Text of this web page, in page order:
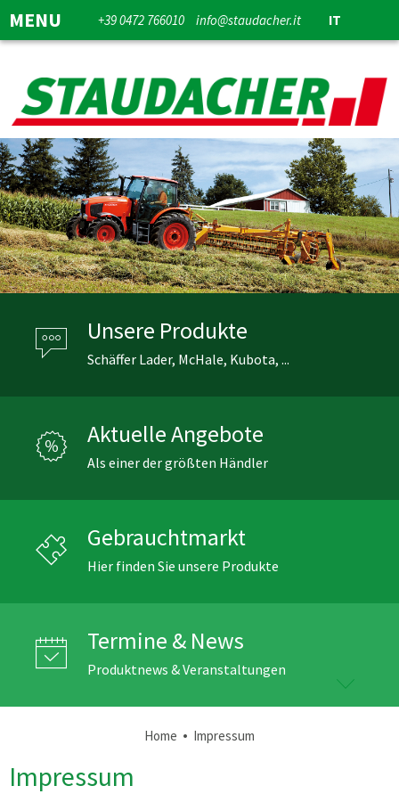
MENU +39 0472 766010 info@staudacher.it IT
Unsere Produkte
Schäffer Lader, McHale, Kubota, ...
Aktuelle Angebote
Als einer der größten Händler
Gebrauchtmarkt
Hier finden Sie unsere Produkte
Termine & News
Produktnews & Veranstaltungen
Home • Impressum
Impressum